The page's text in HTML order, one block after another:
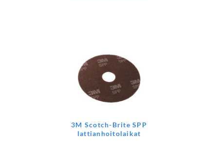
3M Scotch-Brite SPP
lattianhoitolaikat